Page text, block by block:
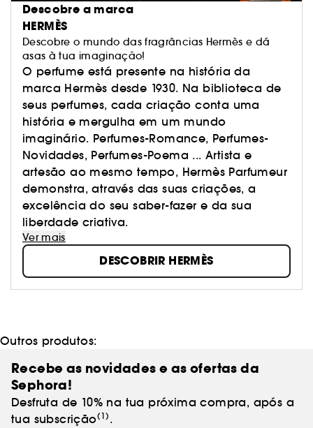
Descobre a marca
HERMÈS
Descobre o mundo das fragrâncias Hermès e dá
asas à tua imaginação!
O perfume está presente na história da
marca Hermès desde 1930. Na biblioteca de
seus perfumes, cada criação conta uma
história e mergulha em um mundo
imaginário. Perfumes-Romance, Perfumes-
Novidades, Perfumes-Poema ... Artista e
artesão ao mesmo tempo, Hermès Parfumeur
demonstra, através das suas criações, a
excelência do seu saber-fazer e da sua
liberdade criativa.
Ver mais
DESCOBRIR HERMÈS
Outros produtos:
Recebe as novidades e as ofertas da
Sephora!
Desfruta de 10% na tua próxima compra, após a
tua subscrição(1) .